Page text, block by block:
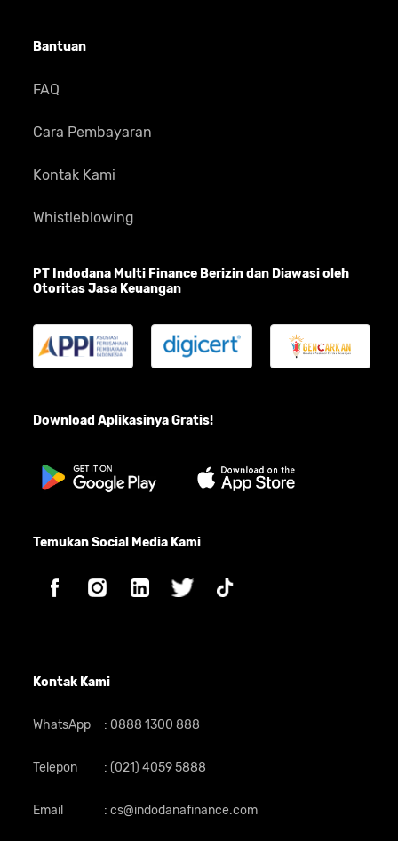
Bantuan
FAQ
Cara Pembayaran
Kontak Kami
Whistleblowing
PT Indodana Multi Finance Berizin dan Diawasi oleh
Otoritas Jasa Keuangan
Download Aplikasinya Gratis!
Temukan Social Media Kami
Kontak Kami
WhatsApp : 0888 1300 888
Telepon : (021) 4059 5888
Email : cs@indodanafinance.com